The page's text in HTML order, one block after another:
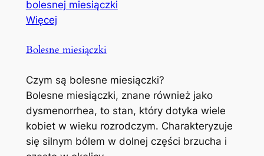
Więcej
Bolesne miesiączki
Czym są bolesne miesiączki?
Bolesne miesiączki, znane również jako
dysmenorrhea, to stan, który dotyka wiele
kobiet w wieku rozrodczym. Charakteryzuje
się silnym bólem w dolnej części brzucha i